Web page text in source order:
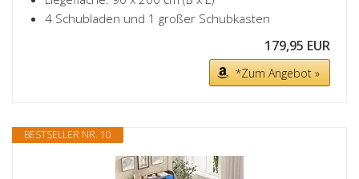
4 Schubladen und 1 großer Schubkasten
179,95 EUR
*Zum Angebot »
BESTSELLER NR. 10